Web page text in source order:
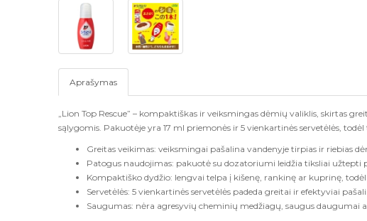
Aprašymas
„Lion Top Rescue” – kompaktiškas ir veiksmingas dėmių valiklis, skirtas
sąlygomis. Pakuotėje yra 17 ml priemonės ir 5 vienkartinės servetėlės,
Greitas veikimas: veiksmingai pašalina vandenyje tirpias ir riebias
Patogus naudojimas: pakuotė su dozatoriumi leidžia tiksliai užtepti
Kompaktiško dydžio: lengvai telpa į kišenę, rankinę ar kuprinę,
Servetėlės: 5 vienkartinės servetėlės padeda greitai ir efektyviai
Saugumas: nėra agresyvių cheminių medžiagų, saugus daugumai